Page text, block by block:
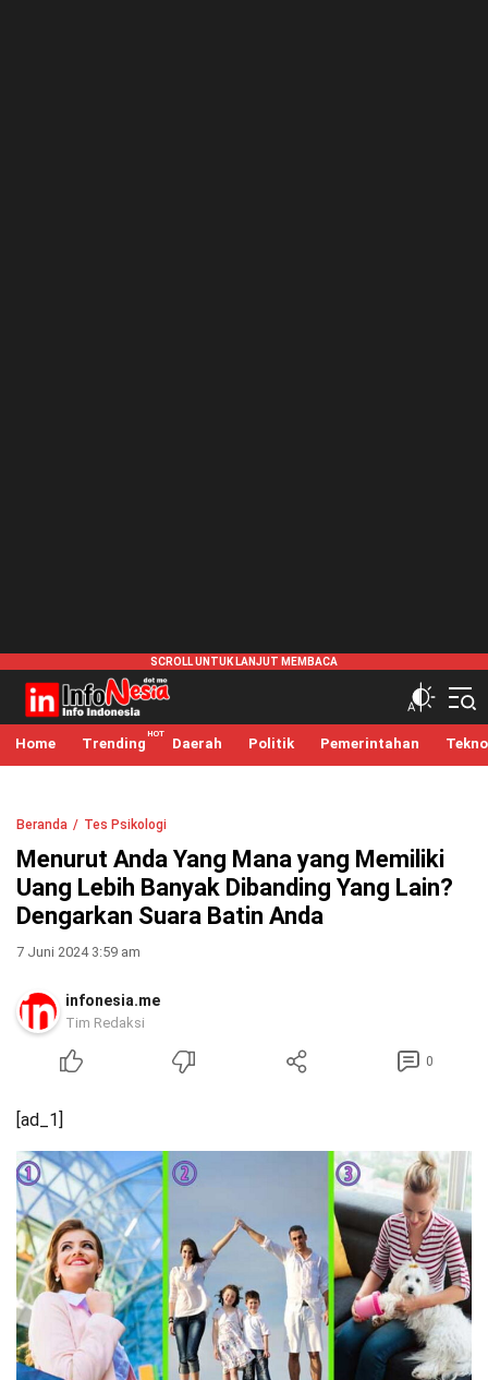
infonesia.me
Info Indonesia
Home Trending Daerah Politik Pemerintahan Tekno
Beranda Tes Psikologi
Menurut Anda Yang Mana yang Memiliki
Uang Lebih Banyak Dibanding Yang Lain?
Dengarkan Suara Batin Anda
7 Juni 2024 3:59 am
infonesia.me
Tim Redaksi
0
[ad_1]